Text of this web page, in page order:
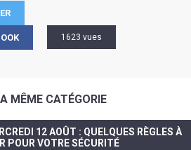
1623 vues
MÊME CATÉGORIE
12 AOÛT : QUELQUES RÈGLES À
POUR VOTRE SÉCURITÉ